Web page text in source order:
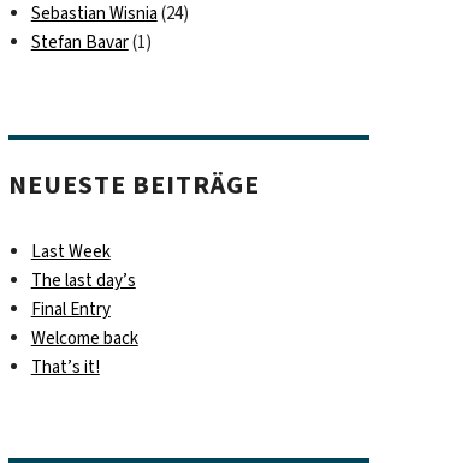
Sebastian Wisnia (24)
Stefan Bavar(1)
NEUESTE BEITRÄGE
Last Week
The last day’s
Final Entry
Welcome back
That’s it!